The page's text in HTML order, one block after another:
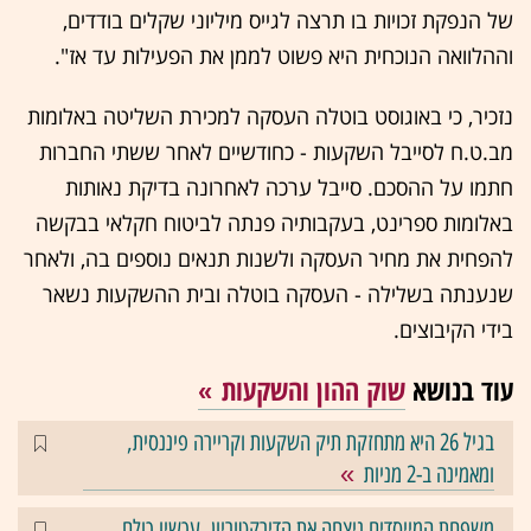
של הנפקת זכויות בו תרצה לגייס מיליוני שקלים בודדים,
וההלוואה הנוכחית היא פשוט לממן את הפעילות עד אז".
נזכיר, כי באוגוסט בוטלה העסקה למכירת השליטה באלומות
מב.ט.ח לסייבל השקעות - כחודשיים לאחר ששתי החברות
חתמו על ההסכם. סייבל ערכה לאחרונה בדיקת נאותות
באלומות ספרינט, בעקבותיה פנתה לביטוח חקלאי בבקשה
להפחית את מחיר העסקה ולשנות תנאים נוספים בה, ולאחר
שנענתה בשלילה - העסקה בוטלה ובית ההשקעות נשאר
בידי הקיבוצים.
עוד בנושא שוק ההון והשקעות
בגיל 26 היא מתחזקת תיק השקעות וקריירה פיננסית,
ומאמינה ב-2 מניות